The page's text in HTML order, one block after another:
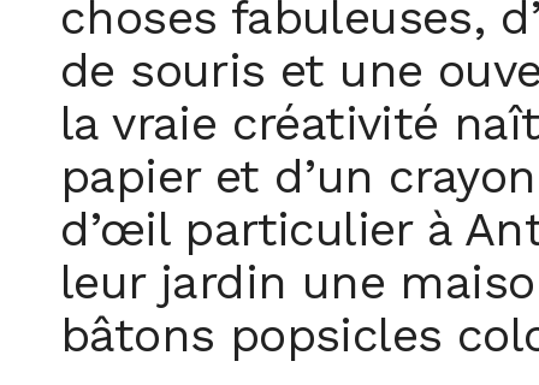
choses fabuleuses,
de souris et une
la vraie créativité
papier et d’un
d’œil particulier à
leur jardin une
bâtons popsicles